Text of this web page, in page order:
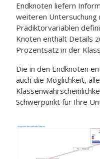
Endknoten liefern
weiteren Untersuchung
Prädiktorvariablen
Knoten enthält Details
Prozentsatz in der
Die in den Endknoten
auch die Möglichkeit,
Schwerpunkt für Ihre